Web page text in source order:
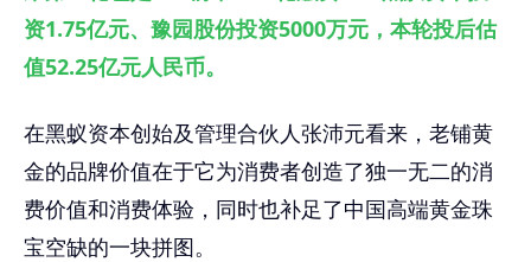
资1.75亿元、豫园股份投资5000万元，本轮投后估
值52.25亿元人民币。
在黑蚁资本创始及管理合伙人张沛元看来，老铺黄
金的品牌价值在于它为消费者创造了独一无二的消
费价值和消费体验，同时也补足了中国高端黄金珠
宝空缺的一块拼图。